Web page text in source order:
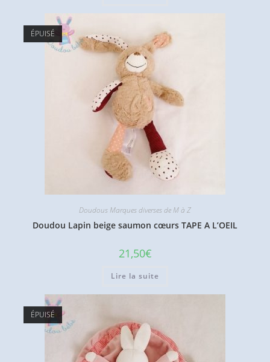
ÉPUISÉ
Doudous Marques diverses de M à Z
Doudou Lapin beige saumon cœurs TAPE A L’OEIL
21,50€
Lire la suite
ÉPUISÉ